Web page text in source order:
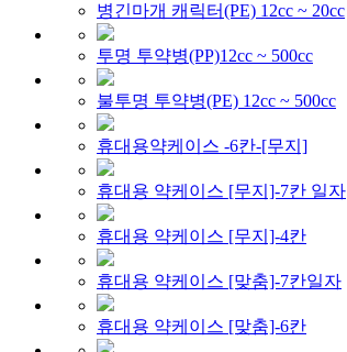
병긴마개 캐릭터(PE) 12cc ~ 20cc
투명 투약병(PP)12cc ~ 500cc
불투명 투약병(PE) 12cc ~ 500cc
휴대용약케이스 -6칸-[무지]
휴대용 약케이스 [무지]-7칸 일자
휴대용 약케이스 [무지]-4칸
휴대용 약케이스 [맞춤]-7칸일자
휴대용 약케이스 [맞춤]-6칸